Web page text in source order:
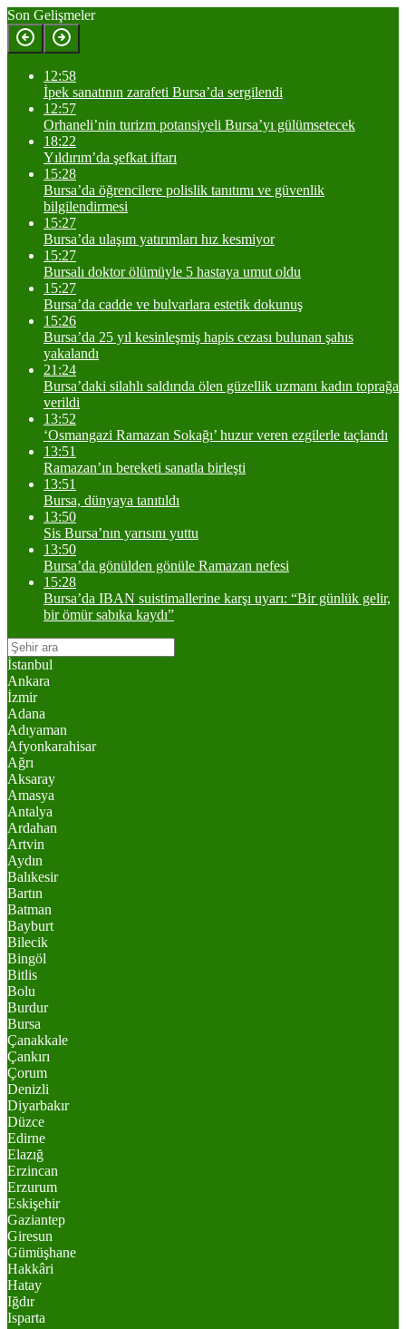
Son Gelişmeler
12:58
İpek sanatının zarafeti Bursa’da sergilendi
12:57
Orhaneli’nin turizm potansiyeli Bursa’yı gülümsetecek
18:22
Yıldırım’da şefkat iftarı
15:28
Bursa’da öğrencilere polislik tanıtımı ve güvenlik
bilgilendirmesi
15:27
Bursa’da ulaşım yatırımları hız kesmiyor
15:27
Bursalı doktor ölümüyle 5 hastaya umut oldu
15:27
Bursa’da cadde ve bulvarlara estetik dokunuş
15:26
Bursa’da 25 yıl kesinleşmiş hapis cezası bulunan şahıs
yakalandı
21:24
Bursa’daki silahlı saldırıda ölen güzellik uzmanı kadın toprağa
verildi
13:52
‘Osmangazi Ramazan Sokağı’ huzur veren ezgilerle taçlandı
13:51
Ramazan’ın bereketi sanatla birleşti
13:51
Bursa, dünyaya tanıtıldı
13:50
Sis Bursa’nın yarısını yuttu
13:50
Bursa’da gönülden gönüle Ramazan nefesi
15:28
Bursa’da IBAN suistimallerine karşı uyarı: “Bir günlük gelir,
bir ömür sabıka kaydı”
İstanbul
Ankara
İzmir
Adana
Adıyaman
Afyonkarahisar
Ağrı
Aksaray
Amasya
Antalya
Ardahan
Artvin
Aydın
Balıkesir
Bartın
Batman
Bayburt
Bilecik
Bingöl
Bitlis
Bolu
Burdur
Bursa
Çanakkale
Çankırı
Çorum
Denizli
Diyarbakır
Düzce
Edirne
Elazığ
Erzincan
Erzurum
Eskişehir
Gaziantep
Giresun
Gümüşhane
Hakkâri
Hatay
Iğdır
Isparta